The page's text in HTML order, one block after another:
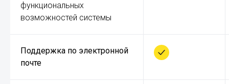
функциональных
возможностей системы
Поддержка по электронной
почте